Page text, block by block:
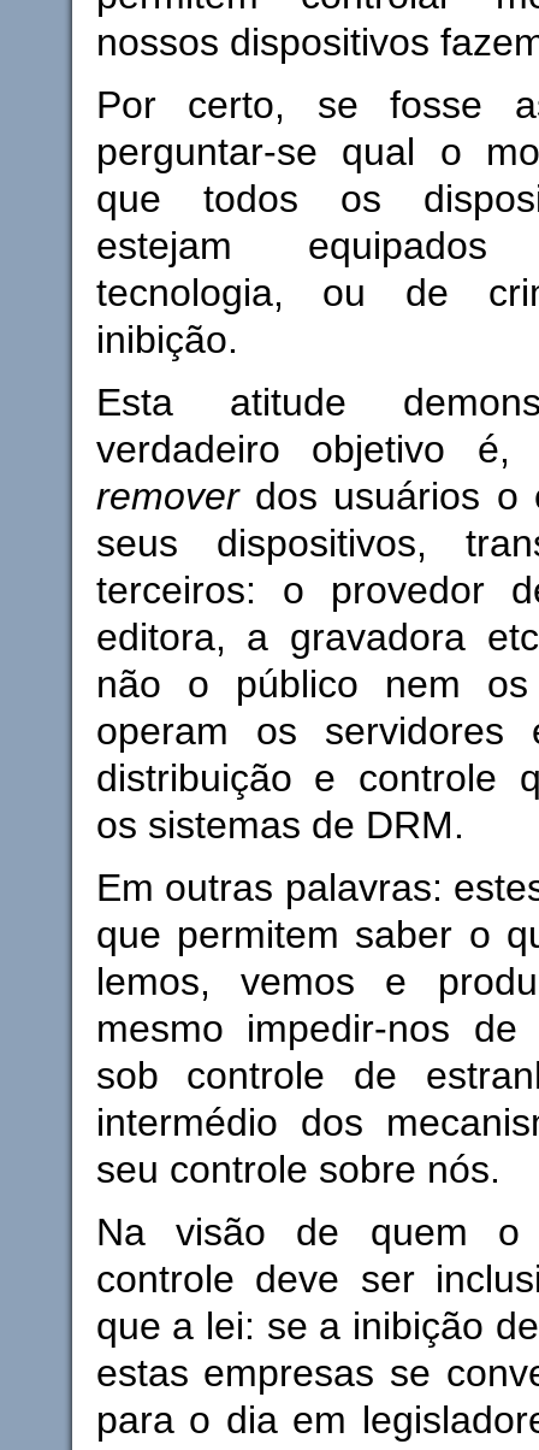
nossos dispositivos
Por certo, se fosse
perguntar-se qual o
que todos os
estejam
tecnologia, ou de
inibição.
Esta atitude
verdadeiro objetivo é,
removerdos usuários o
seus dispositivos,
terceiros: o provedor
editora, a gravadora
não o público nem os
operam os servidores
distribuição e controle
os sistemas de DRM.
Em outras palavras:
que permitem saber o
lemos, vemos e
mesmo impedir-nos de
sob controle de
intermédio dos
seu controle sobre nós.
Na visão de quem o
controle deve ser
que a lei: se a inibição
estas empresas se
para o dia em